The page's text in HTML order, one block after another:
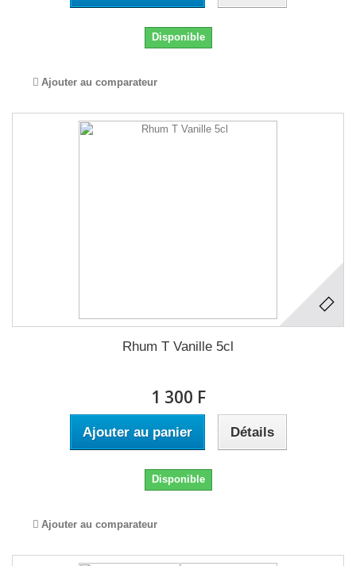
Disponible
Ajouter au comparateur
Rhum T Vanille 5cl
1 300 F
Ajouter au panier Détails
Disponible
Ajouter au comparateur